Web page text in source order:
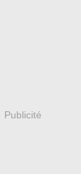
Publicité